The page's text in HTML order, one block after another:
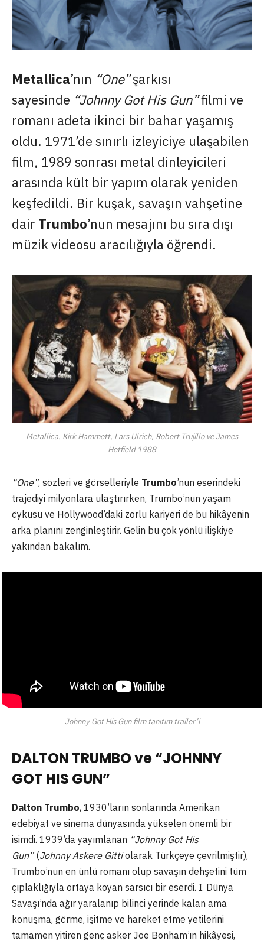
Metallica’nın “One”şarkısı
sayesinde “Johnny Got His Gun”filmi ve
romanı adeta ikinci bir bahar yaşamış
oldu. 1971’de sınırlı izleyiciye ulaşabilen
film, 1989 sonrası metal dinleyicileri
arasında kült bir yapım olarak yeniden
keşfedildi. Bir kuşak, savaşın vahşetine
dair Trumbo’nun mesajını bu sıra dışı
müzik videosu aracılığıyla öğrendi.
Metallica. Kirk Hammett, Lars Ulrich, Robert Trujillo ve James
Hetfield 1988
“One”, sözleri ve görselleriyle Trumbo’nun eserindeki
trajediyi milyonlara ulaştırırken, Trumbo’nun yaşam
öyküsü ve Hollywood’daki zorlu kariyeri de bu hikâyenin
arka planını zenginleştirir. Gelin bu çok yönlü ilişkiye
yakından bakalım.
Johnny Got His Gun film tanıtım trailer’i
DALTON TRUMBO ve “JOHNNY
GOT HIS GUN”
Dalton Trumbo, 1930’ların sonlarında Amerikan
edebiyat ve sinema dünyasında yükselen önemli bir
isimdi. 1939’da yayımlanan “Johnny Got His
Gun”(Johnny Askere Gittiolarak Türkçeye çevrilmiştir),
Trumbo’nun en ünlü romanı olup savaşın dehşetini tüm
çıplaklığıyla ortaya koyan sarsıcı bir eserdi. I. Dünya
Savaşı’nda ağır yaralanıp bilinci yerinde kalan ama
konuşma, görme, işitme ve hareket etme yetilerini
tamamen yitiren genç asker Joe Bonham’ın hikâyesi,